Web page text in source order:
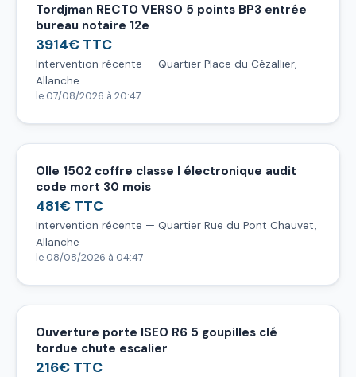
Tordjman RECTO VERSO 5 points BP3 entrée
bureau notaire 12e
3914€ TTC
Intervention récente — Quartier Place du Cézallier,
Allanche
le 07/08/2026 à 20:47
Olle 1502 coffre classe I électronique audit
code mort 30 mois
481€ TTC
Intervention récente — Quartier Rue du Pont Chauvet,
Allanche
le 08/08/2026 à 04:47
Ouverture porte ISEO R6 5 goupilles clé
tordue chute escalier
216€ TTC